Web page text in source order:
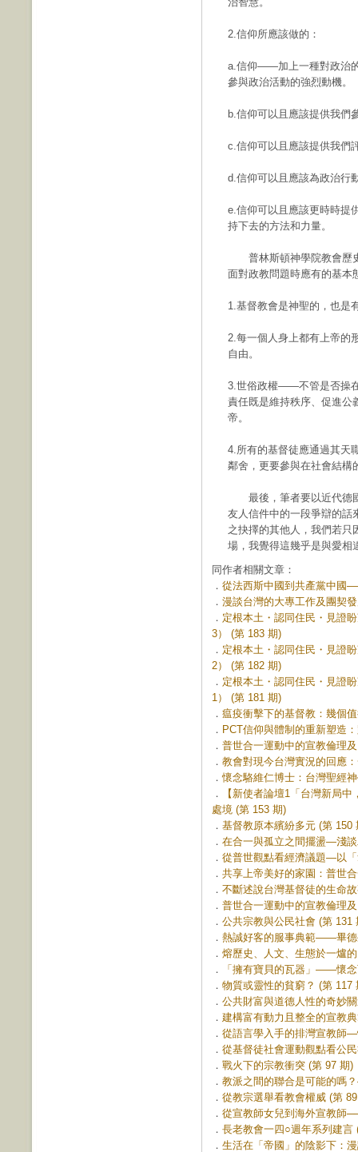
2.信仰所應該做的：
a.信仰——加上一種對政治
參與政治活動的強烈動機。
b.信仰可以且應該提供我們
c.信仰可以且應該提供我們
d.信仰可以且應該為政治行
e.信仰可以且應該更時時
持下去的方法和力量。
普林斯頓神學院教會歷史
面對政教問題時應有的基本
1.基督教會是神聖的，也是
2.每一個人身上都有上帝的
自由。
3.世俗政權——不管是否操
責任既是維持秩序、促進公
帝。
4.所有的基督徒應通過其天
鄰舍，更要參與在社會結構
最後，筆者要以近代德國
友人信件中的一段爭辯的話
之抉擇的其他人，我們若只
場，我覺得這幾乎是與愛相
同作者相關文章：
． 從法西斯中國到共產黨中國
． 漫談台灣的大專工作及團契
． 定根本土・認同住民・見證
3） (第 183 期)
． 定根本土・認同住民・見證
2） (第 182 期)
． 定根本土・認同住民・見證
1） (第 181 期)
． 瘟疫衝擊下的基督教：幾個
． PCT信仰與體制的重新塑造
． 普世合一運動中的宣教倫理
． 教會對現今台灣實況的回應
．懷念駱維仁博士：台灣聖經
．
【新使者論壇1「台灣新局
處境 (第 153 期)
． 基督教原本繽紛多元 (第 150
． 在合一與孤立之間擺盪—淺
． 從普世觀點看經濟議題—以
． 共享上帝美好的家園：普世
． 不斷述說台灣基督徒的生命
． 普世合一運動中的宣教倫理
． 公共宗教與公民社會 (第 131
． 熱誠好客的服事典範——畢德
． 熔歷史、人文、生態於一爐
．
「擁有寶貝的瓦器」——懷
． 物質或靈性的貧窮？ (第 117
． 公共財富與道德人性的奇妙
． 建構富有動力且整全的宣教
． 從語言學入手的排灣宣教師
． 從基督徒社會運動觀點看公
． 戰火下的宗教衝突 (第 97 期)
． 教派之間的聯合是可能的嗎
． 從教宗選舉看教會權威 (第
． 從宣教師女兒到海外宣教師
． 長老教會一四○週年系列建言
． 生活在「帝國」的陰影下：